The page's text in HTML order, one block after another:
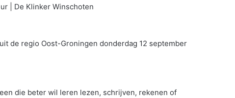
| De Klinker Winschoten
de regio Oost-Groningen donderdag 12 september
die beter wil leren lezen, schrijven, rekenen of